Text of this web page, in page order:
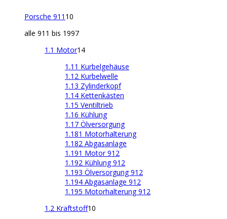
Porsche 911 10
alle 911 bis 1997
1.1 Motor14
1.11 Kurbelgehäuse
1.12 Kurbelwelle
1.13 Zylinderkopf
1.14 Kettenkästen
1.15 Ventiltrieb
1.16 Kühlung
1.17 Ölversorgung
1.181 Motorhalterung
1.182 Abgasanlage
1.191 Motor 912
1.192 Kühlung 912
1.193 Ölversorgung 912
1.194 Abgasanlage 912
1.195 Motorhalterung 912
1.2 Kraftstoff10